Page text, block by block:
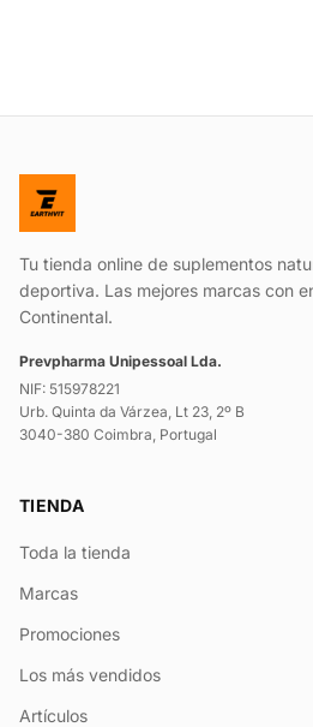
Tu tienda online de suplementos
deportiva. Las mejores marcas con
Continental.
Prevpharma Unipessoal Lda.
NIF: 515978221
Urb. Quinta da Várzea, Lt 23, 2º B
3040-380 Coimbra, Portugal
TIENDA
Toda la tienda
Marcas
Promociones
Los más vendidos
Artículos